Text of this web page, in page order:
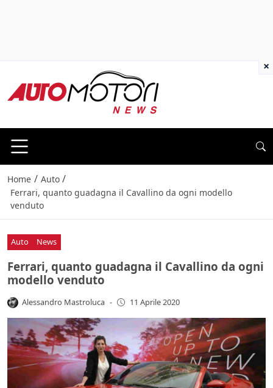
Home / Auto /
Ferrari, quanto guadagna il Cavallino da ogni modello
venduto
Auto News
Ferrari, quanto guadagna il Cavallino da ogni
modello venduto
Alessandro Mastroluca - 11 Aprile 2020
×